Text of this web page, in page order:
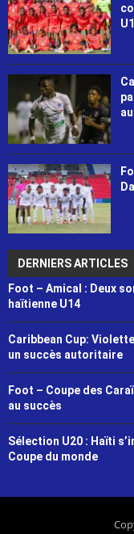
DERNIERS ARTICLES
Foot – Amical : Deux
haïtienne U14
Caribbean Cup:
un succès autoritaire
Foot – Coupe des
au succès
Sélection U20 : Haïti
Coupe du monde